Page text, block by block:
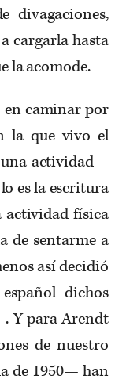
divagaciones,
cargarla hasta
la acomode.
en caminar por
la que vivo el
una actividad—
es la escritura
actividad física
de sentarme a
así decidió
dichos
Y para Arendt
de nuestro
de 1950— han